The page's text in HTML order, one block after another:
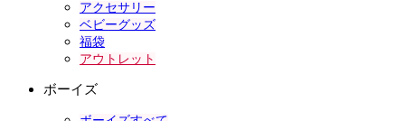
アクセサリー
ベビーグッズ
福袋
アウトレット
ボーイズ